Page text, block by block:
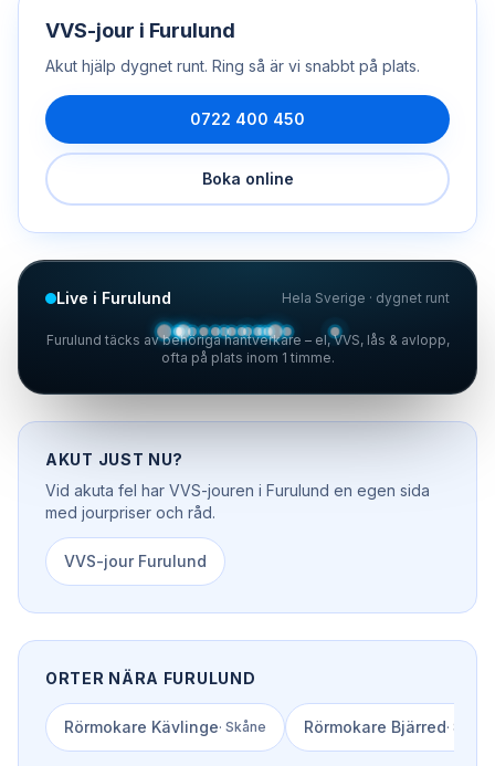
VVS-jour i Furulund
Akut hjälp dygnet runt. Ring så är vi snabbt på plats.
0722 400 450
Boka online
Live i Furulund Hela Sverige · dygnet runt
Furulund täcks av behöriga hantverkare – el, VVS, lås & avlopp,
ofta på plats inom 1 timme.
AKUT JUST NU?
Vid akuta fel har VVS-jouren i Furulund en egen sida
med jourpriser och råd.
VVS-jour Furulund
ORTER NÄRA FURULUND
Rörmokare Kävlinge· Skåne Rörmokare Bjärred· Skåne